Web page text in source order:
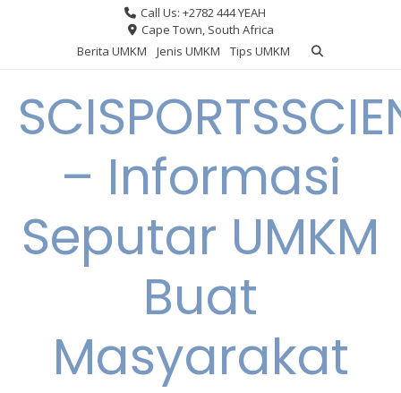
Call Us: +2782 444 YEAH
Cape Town, South Africa
Berita UMKM
Jenis UMKM Tips UMKM
– Informasi
Seputar UMKM
Buat
Masyarakat